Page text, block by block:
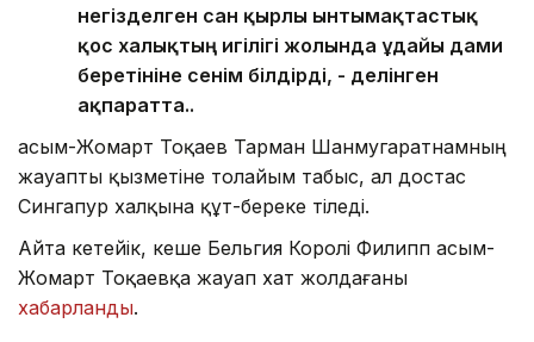
негізделген сан қырлы ынтымақтастық
қос халықтың игілігі жолында ұдайы дами
беретініне сенім білдірді, - делінген
ақпаратта..
Қасым-Жомарт Тоқаев Тарман Шанмугаратнамның
жауапты қызметіне толайым табыс, ал достас
Сингапур халқына құт-береке тіледі.
Айта кетейік, кеше Бельгия Королі Филипп Қасым-
Жомарт Тоқаевқа жауап хат жолдағаны
хабарланды.